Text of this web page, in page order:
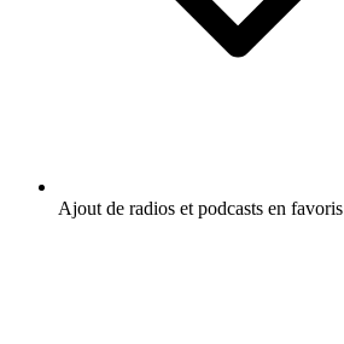
Ajout de radios et podcasts en favoris